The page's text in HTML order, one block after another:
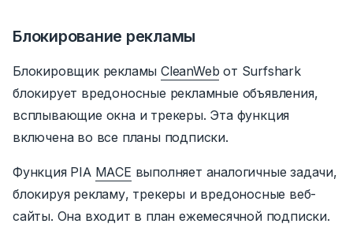
Блокирование рекламы
Блокировщик рекламыCleanWeb от Surfshark
блокирует вредоносные рекламные объявления,
всплывающие окна и трекеры. Эта функция
включена во все планы подписки.
Функция PIA MACE выполняет аналогичные задачи,
блокируя рекламу, трекеры и вредоносные веб-
сайты. Она входит в план ежемесячной подписки.